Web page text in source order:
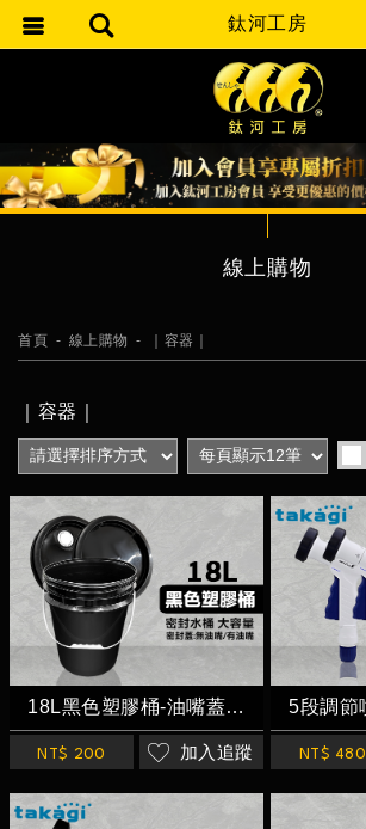
線上購物
首頁 線上購物 ｜容器｜
｜容器｜
18L黑色塑膠桶-油嘴蓋/無嘴蓋
NT$ 200 加入追蹤 NT$ 480
鈦河工房
會員登入
會員註冊
忘記密碼
訂單查詢